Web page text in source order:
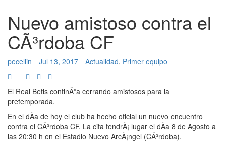
Nuevo amistoso contra el
CÃ³rdoba CF
pecellin Jul 13, 2017 Actualidad, Primer equipo
El Real Betis continÃºa cerrando amistosos para la
pretemporada.
En el dÃ­a de hoy el club ha hecho oficial un nuevo encuentro
contra el CÃ³rdoba CF. La cita tendrÃ¡ lugar el dÃ­a 8 de Agosto a
las 20:30 h en el Estadio Nuevo ArcÃ¡ngel (CÃ³rdoba).